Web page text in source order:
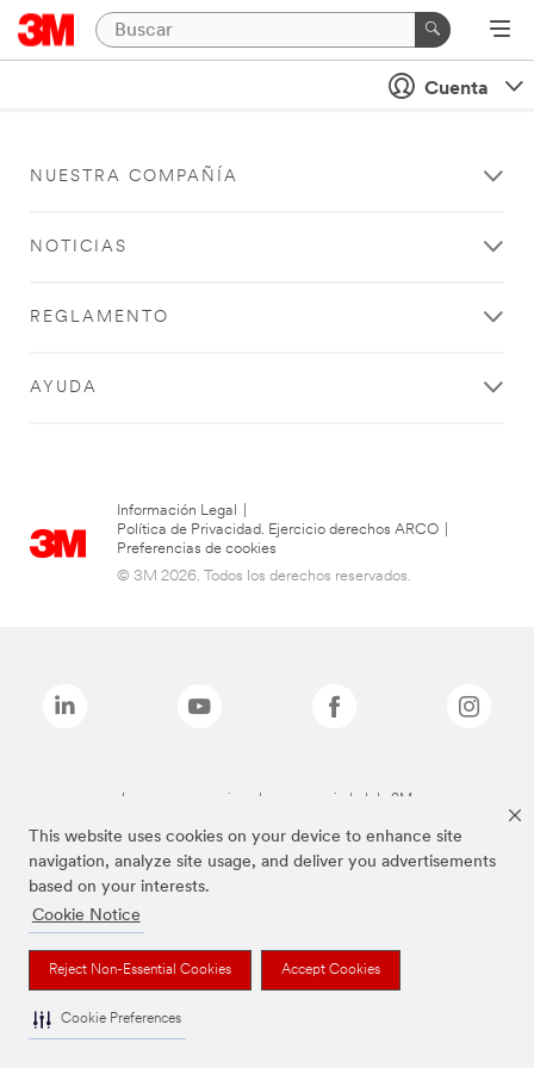
This website uses cookies on your device to enhance site
navigation, analyze site usage, and deliver you advertisements
based on your interests.
Cookie Notice
Reject Non-Essential Cookies Accept Cookies
Cookie Preferences
Cuenta
NUESTRA COMPAÑÍA
NOTICIAS
REGLAMENTO
AYUDA
Información Legal
Política de Privacidad. Ejercicio derechos ARCO
Preferencias de cookies
© 3M 2026. Todos los derechos reservados.
Las marcas mencionadas son propiedad de 3M